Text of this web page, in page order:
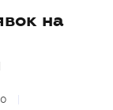
на
0